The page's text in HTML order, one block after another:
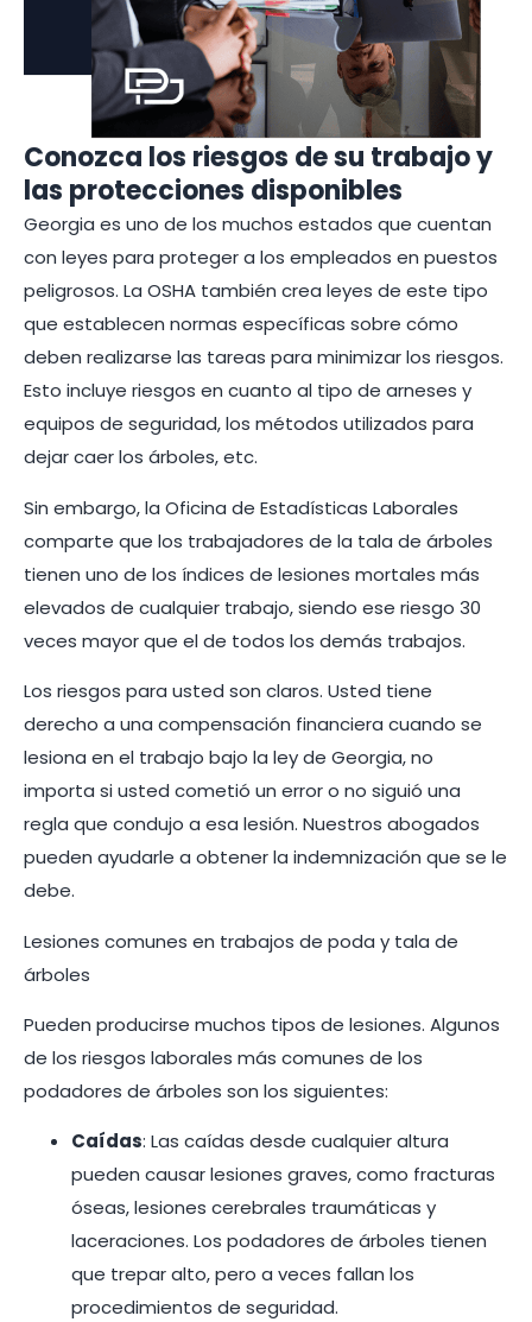
Conozca los riesgos de su trabajo y
las protecciones disponibles
Georgia es uno de los muchos estados que cuentan
con leyes para proteger a los empleados en puestos
peligrosos. La OSHA también crea leyes de este tipo
que establecen normas específicas sobre cómo
deben realizarse las tareas para minimizar los riesgos.
Esto incluye riesgos en cuanto al tipo de arneses y
equipos de seguridad, los métodos utilizados para
dejar caer los árboles, etc.
Sin embargo, la Oficina de Estadísticas Laborales
comparte que los trabajadores de la tala de árboles
tienen uno de los índices de lesiones mortales más
elevados de cualquier trabajo, siendo ese riesgo 30
veces mayor que el de todos los demás trabajos.
Los riesgos para usted son claros. Usted tiene
derecho a una compensación financiera cuando se
lesiona en el trabajo bajo la ley de Georgia, no
importa si usted cometió un error o no siguió una
regla que condujo a esa lesión. Nuestros abogados
pueden ayudarle a obtener la indemnización que se le
debe.
Lesiones comunes en trabajos de poda y tala de
árboles
Pueden producirse muchos tipos de lesiones. Algunos
de los riesgos laborales más comunes de los
podadores de árboles son los siguientes:
Caídas: Las caídas desde cualquier altura
pueden causar lesiones graves, como fracturas
óseas, lesiones cerebrales traumáticas y
laceraciones. Los podadores de árboles tienen
que trepar alto, pero a veces fallan los
procedimientos de seguridad.